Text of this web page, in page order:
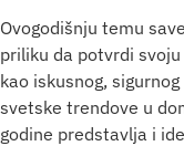
Ovogodišnju temu
priliku da potvrdi
kao iskusnog,
svetske trendove u
godine predstavlja i